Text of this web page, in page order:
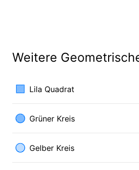
Weitere
🟪 Lila Quadrat
🟢 Grüner Kreis
🟡 Gelber Kreis